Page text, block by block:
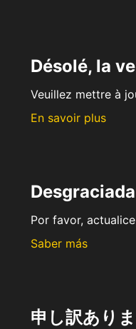
Désolé, la
Veuillez mettre à
En savoir plus
Por favor,
Saber más
申し訳あり